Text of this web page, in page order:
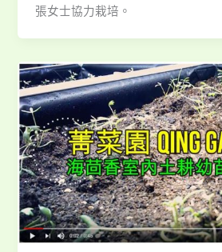
張女士協力栽培。